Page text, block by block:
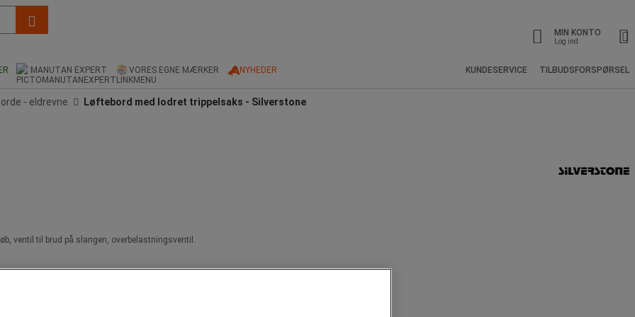
MIN KONTO
Log ind
MANUTAN EXPERT VORES EGNE MÆRKER NYHEDER KUNDESERVICE TILBUDSFORSPØRSEL
- eldrevne Løftebord med lodret trippelsaks - Silverstone
ventil til brud på slangen, overbelastningsventil.